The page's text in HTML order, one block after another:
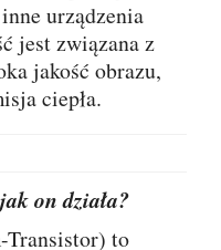
urządzenia
jest związana z
jakość obrazu,
ciepła.
on działa?